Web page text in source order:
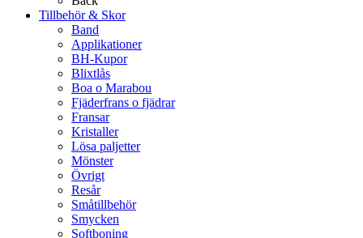
Tillbehör & Skor
Band
Applikationer
BH-Kupor
Blixtlås
Boa o Marabou
Fjäderfrans o fjädrar
Fransar
Kristaller
Lösa paljetter
Mönster
Övrigt
Resår
Småtillbehör
Smycken
Softboning